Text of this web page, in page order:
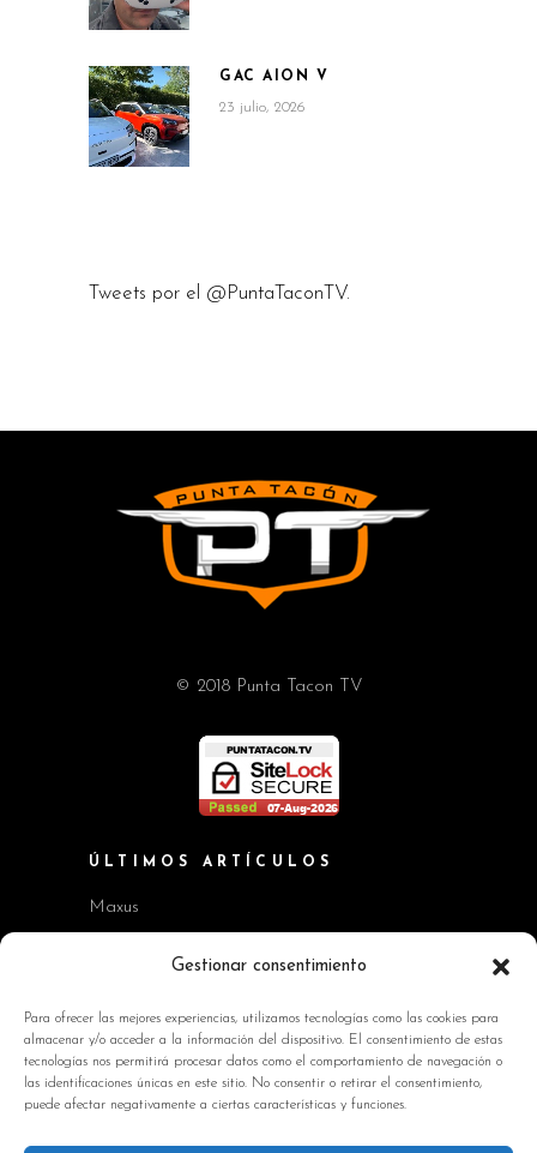
Gestionar consentimiento
Para ofrecer las mejores experiencias, utilizamos tecnologías como las cookies para
almacenar y/o acceder a la información del dispositivo. El consentimiento de estas
tecnologías nos permitirá procesar datos como el comportamiento de navegación o
las identificaciones únicas en este sitio. No consentir o retirar el consentimiento,
puede afectar negativamente a ciertas características y funciones.
GAC AION V
23 julio, 2026
Tweets por el @PuntaTaconTV.
© 2018 Punta Tacon TV
ÚLTIMOS ARTÍCULOS
Maxus
Workshop BMW Neue Klasse
Kia EV2 y Kia Seltos
Skoda Octavia RS